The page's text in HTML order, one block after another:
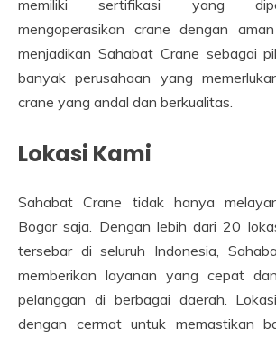
memiliki sertifikasi yang
mengoperasikan crane dengan
menjadikan Sahabat Crane sebagai
banyak perusahaan yang
crane yang andal dan berkualitas.
Lokasi Kami
Sahabat Crane tidak hanya
Bogor saja. Dengan lebih dari 20
tersebar di seluruh Indonesia,
memberikan layanan yang cepat
pelanggan di berbagai daerah.
dengan cermat untuk memastikan